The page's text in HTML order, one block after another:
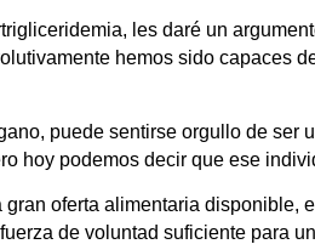
les daré un
hemos sido capaces
puede sentirse orgullo de ser
hoy podemos decir que ese
oferta alimentaria disponible,
de voluntad suficiente para